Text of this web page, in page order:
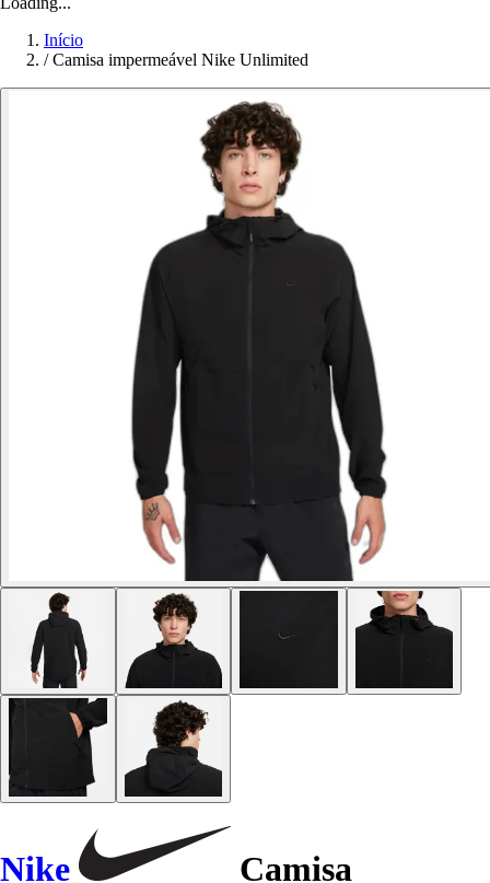
Início
/ Camisa impermeável Nike Unlimited
Nike
Camisa